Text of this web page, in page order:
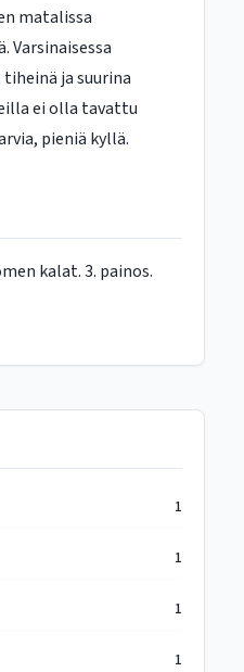
matalissa
Varsinaisessa
ja suurina
ei olla tavattu
pieniä kyllä.
kalat. 3. painos.
1
1
1
1